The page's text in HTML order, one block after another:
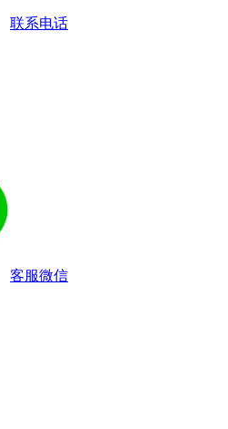
联系电话
客服微信